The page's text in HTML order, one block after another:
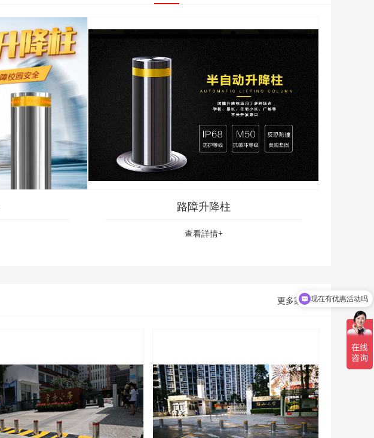
路障升降柱
查看詳情+
更多案例 +
可以介绍下你们的产品么